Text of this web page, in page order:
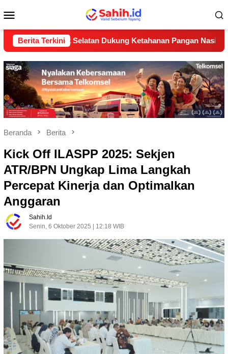
ke
Mobile
Berita Terkini
Selatan Dukung Ketahanan Pangan Nasional
Beranda Berita
Kick Off ILASPP 2025: Sekjen
ATR/BPN Ungkap Lima Langkah
Percepat Kinerja dan Optimalkan
Anggaran
Sahih.id
Senin, 6 Oktober 2025 | 12:18 WIB